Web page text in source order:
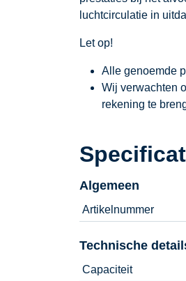
luchtcirculatie in
Let op!
Alle genoemde
Wij verwachten
rekening te
Algemeen
Artikelnummer
Technische
Capaciteit